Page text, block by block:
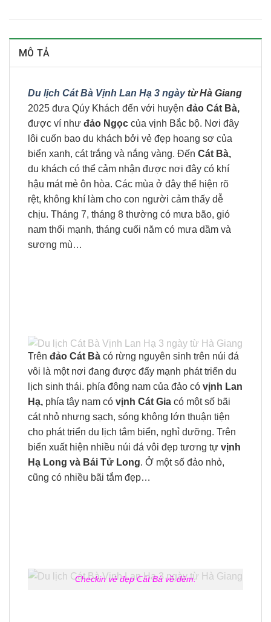
MÔ TẢ
Du lịch Cát Bà Vịnh Lan Hạ 3 ngàytừ Hà Giang
2025 đưa Qúy Khách đến với huyện đảo Cát Bà,
được ví như đảo Ngọc của vịnh Bắc bộ. Nơi đây
lôi cuốn bao du khách bởi vẻ đẹp hoang sơ của
biển xanh, cát trắng và nắng vàng. Đến Cát Bà,
du khách có thể cảm nhận được nơi đây có khí
hậu mát mẻ ôn hòa. Các mùa ở đây thể hiện rõ
rệt, không khí làm cho con người cảm thấy dễ
chịu. Tháng 7, tháng 8 thường có mưa bão, gió
nam thổi mạnh, tháng cuối năm có mưa dầm và
sương mù…
Trên đảo Cát Bà có rừng nguyên sinh trên núi đá
vôi là một nơi đang được đẩy mạnh phát triển du
lịch sinh thái. phía đông nam của đảo có vịnh Lan
Hạ, phía tây nam có vịnh Cát Gia có một số bãi
cát nhỏ nhưng sạch, sóng không lớn thuận tiện
cho phát triển du lịch tắm biển, nghỉ dưỡng. Trên
biển xuất hiện nhiều núi đá vôi đẹp tương tự vịnh
Hạ Long và Bái Tử Long. Ở một số đảo nhỏ,
cũng có nhiều bãi tắm đẹp…
Checkin vẻ đẹp Cát Bà về đêm.